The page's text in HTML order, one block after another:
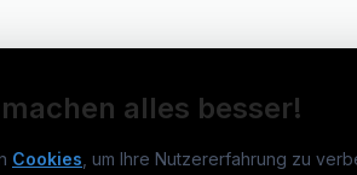
alles besser!
Cookies , um Ihre Nutzererfahrung zu